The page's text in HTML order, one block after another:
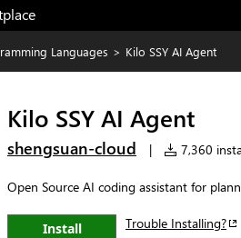
Languages > Kilo SSY AI Agent
Kilo SSY AI Agent
shengsuan-cloud | 7,360
Open Source AI coding assistant for
Install Trouble Installing?